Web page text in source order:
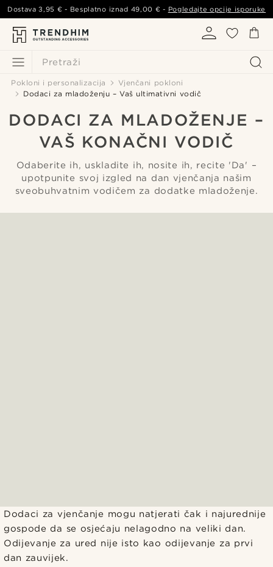
Pretraži
Dostava3,95 € - Besplatno iznad 49,00 € - Pogledajte opcije isporuke
Pokloni i personalizacija
Vjenčani pokloni
Dodaci za mladoženju – Vaš ultimativni vodič
DODACI ZA MLADOŽENJE –
VAŠ KONAČNI VODIČ
Odaberite ih, uskladite ih, nosite ih, recite 'Da' –
upotpunite svoj izgled na dan vjenčanja našim
sveobuhvatnim vodičem za dodatke mladoženje.
Dodaci za vjenčanje mogu natjerati čak i najurednije
gospode da se osjećaju nelagodno na veliki dan.
Odijevanje za ured nije isto kao odijevanje za prvi
dan zauvijek.